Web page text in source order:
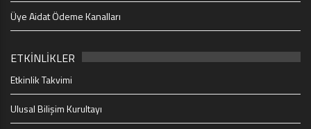
Üye Aidat Ödeme Kanalları
ETKİNLİKLER
Etkinlik Takvimi
Ulusal Bilişim Kurultayı